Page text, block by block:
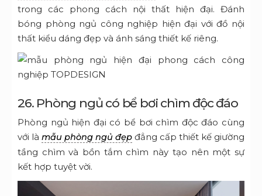
trong các phong cách nội thất hiện đại. Đánh
bóng phòng ngủ công nghiệp hiện đại với đồ nội
thất kiểu dáng đẹp và ánh sáng thiết kế riêng.
26. Phòng ngủ có bể bơi chìm độc đáo
Phòng ngủ hiện đại có bể bơi chìm độc đáo cùng
với là mẫu phòng ngủ đẹp đẳng cấp thiết kế giường
tầng chìm và bồn tắm chìm này tạo nên một sự
kết hợp tuyệt vời.